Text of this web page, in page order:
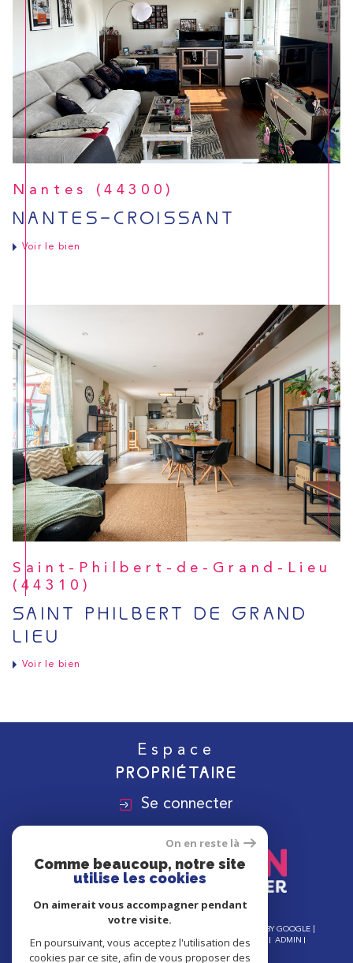
Nantes (44300)
NANTES-CROISSANT
Voir le bien
Saint-Philbert-de-Grand-Lieu
(44310)
SAINT PHILBERT DE GRAND
LIEU
Voir le bien
Espace
PROPRIÉTAIRE
Se connecter
© 2026 | TOUS DROITS RÉSERVÉS | TRADUCTION POWERED BY GOOGLE |
NOS HONORAIRES
PLAN DU SITE MENTIONS LÉGALES
ADMIN
POLITIQUE RGPD
On en reste là
Comme beaucoup, notre site
utilise les cookies
On aimerait vous accompagner pendant
votre visite.
En poursuivant, vous acceptez l'utilisation des
cookies par ce site, afin de vous proposer des